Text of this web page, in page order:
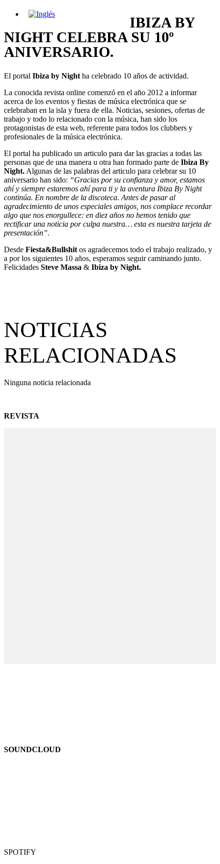
IBIZA BY
NIGHT CELEBRA SU 10º
ANIVERSARIO.
El portal Ibiza by Night ha celebrado 10 años de actividad.
La conocida revista online comenzó en el año 2012 a informar
acerca de los eventos y fiestas de música electrónica que se
celebraban en la isla y fuera de ella. Noticias, sesiones, ofertas de
trabajo y todo lo relacionado con la música, han sido los
protagonistas de esta web, referente para todos los clubbers y
profesionales de la música electrónica.
El portal ha publicado un articulo para dar las gracias a todas las
personas que de una manera u otra han formado parte de Ibiza By
Night. Algunas de las palabras del articulo para celebrar su 10
aniversario han sido: “Gracias por su confianza y amor, estamos
ahí y siempre estaremos ahí para ti y la aventura Ibiza By Night
continúa. En nombre de la discoteca. Antes de pasar al
agradecimiento de unos especiales amigos, nos complace recordar
algo que nos enorgullece: en diez años no hemos tenido que
rectificar una noticia por culpa nuestra… esta es nuestra tarjeta de
presentación”.
Desde Fiesta&Bullshit os agradecemos todo el trabajo realizado, y
a por los siguientes 10 años, esperamos seguir caminando junto.
Felicidades Steve Massa & Ibiza by Night.
NOTICIAS
RELACIONADAS
Ninguna noticia relacionada
REVISTA
SOUNDCLOUD
SPOTIFY